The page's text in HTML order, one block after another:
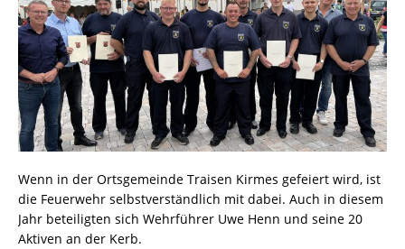
Wenn in der Ortsgemeinde Traisen Kirmes gefeiert wird, ist
die Feuerwehr selbstverständlich mit dabei. Auch in diesem
Jahr beteiligten sich Wehrführer Uwe Henn und seine 20
Aktiven an der Kerb.